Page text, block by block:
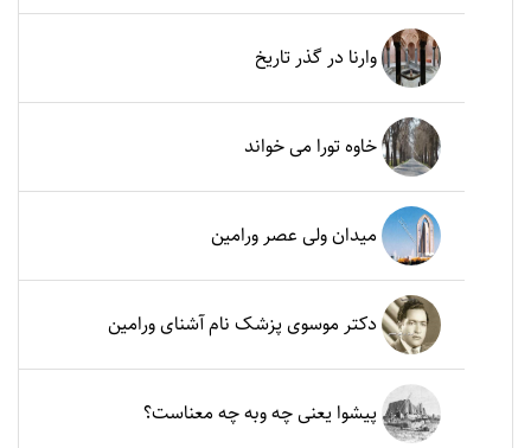
وارنا در گذر تاریخ
خاوه تورا می خواند
میدان ولی عصر ورامین
دکتر موسوی پزشک نام آشنای ورامین
پیشوا یعنی چه وبه چه معناست؟